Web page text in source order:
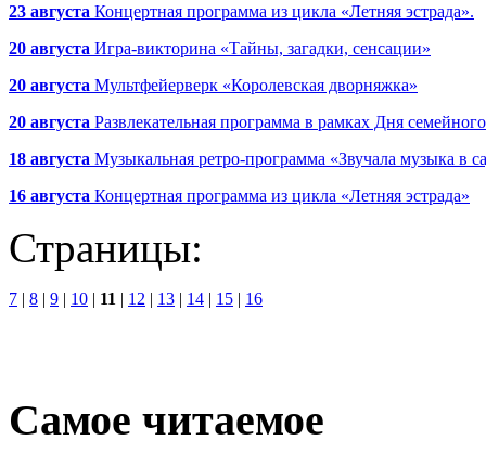
23 августа Концертная программа из цикла «Летняя эстрада».
20 августа Игра-викторина «Тайны, загадки, сенсации»
20 августа Мультфейерверк «Королевская дворняжка»
20 августа Развлекательная программа в рамках Дня
18 августа Музыкальная ретро-программа «Звучала музыка в
16 августа Концертная программа из цикла «Летняя эстрада»
Страницы:
7 | 8 | 9 | 10 | 11 | 12 | 13 | 14 | 15 | 16
Самое читаемое